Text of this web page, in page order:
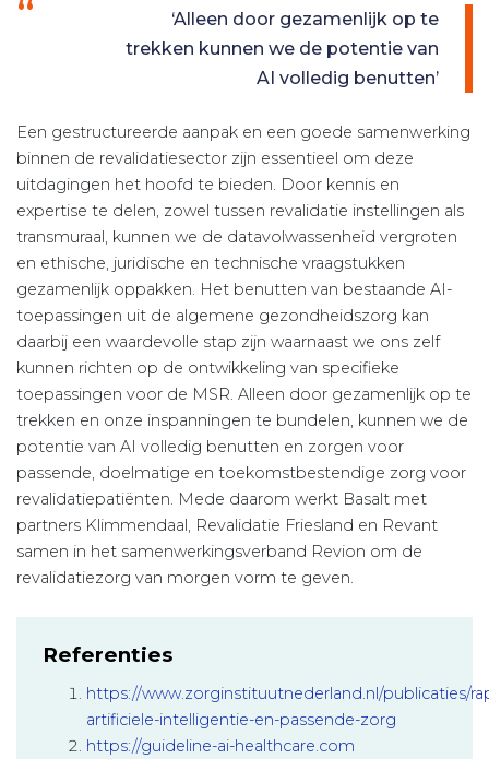
‘Alleen door gezamenlijk op te
trekken kunnen we de potentie van
AI volledig benutten’
Een gestructureerde aanpak en een goede samenwerking
binnen de revalidatiesector zijn essentieel om deze
uitdagingen het hoofd te bieden. Door kennis en
expertise te delen, zowel tussen revalidatie instellingen als
transmuraal, kunnen we de datavolwassenheid vergroten
en ethische, juridische en technische vraagstukken
gezamenlijk oppakken. Het benutten van bestaande AI-
toepassingen uit de algemene gezondheidszorg kan
daarbij een waardevolle stap zijn waarnaast we ons zelf
kunnen richten op de ontwikkeling van specifieke
toepassingen voor de MSR. Alleen door gezamenlijk op te
trekken en onze inspanningen te bundelen, kunnen we de
potentie van AI volledig benutten en zorgen voor
passende, doelmatige en toekomstbestendige zorg voor
revalidatiepatiënten. Mede daarom werkt Basalt met
partners Klimmendaal, Revalidatie Friesland en Revant
samen in het samenwerkingsverband Revion om de
revalidatiezorg van morgen vorm te geven.
Referenties
https://www.zorginstituutnederland.nl/publicaties/
artificiele-intelligentie-en-passende-zorg
https://guideline-ai-healthcare.com